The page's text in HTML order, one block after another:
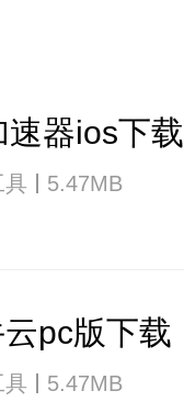
速器ios下载
具 5.47MB
pc版下载
具 5.47MB